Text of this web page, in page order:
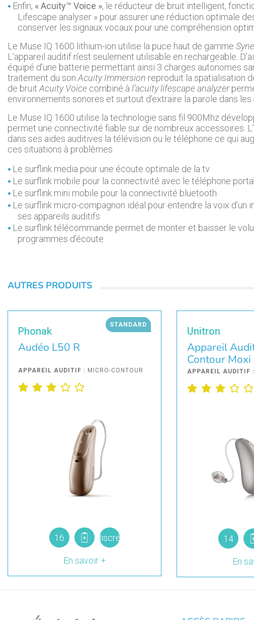
Enfin, « Acuity™ Voice », le réducteur de bruit intelligent,
Lifescape analyser » pour assurer une réduction optimale
conserver les signaux vocaux pour une compréhension
Le Muse IQ 1600 lithium-ion utilise la puce haut de gamme
L’appareil auditif n’est seulement utilisable en rechargeable.
équipé d’une batterie permettant ainsi 3 charges autonomes
traitement du son Acuity Immersion reproduit la spatialisation
de bruit Acuity Voice combiné à l’acuity lifescapeanalyzer
environnements sonores et surtout d’extraire la parole dans les
Le Muse IQ 1600 utilise la technologie sans fil 900Mhz
permet une connectivité fiable sur de nombreux accessoires.
dans ses aides auditives la télévision ou le téléphone ce qui
ces situations à problèmes.
Le surflink media pour une écoute optimale de la tv
Le surflink mobile pour la connectivité avec le téléphone
Le surflink mini mobile pour la connectivité bluetooth
Le surflink micro-compagnon idéal pour entendre la voix
ses appareils auditifs
Le surflink télécommande permet de monter et baisser le
programmes d’écoute
AUTRES PRODUITS
STANDARD
Phonak
Audéo L50 R
APPAREIL AUDITIF : MICRO-CONTOUR
16 discret
En savoir +
Unitron
Appareil
Contour Moxi
APPAREIL AUDITIF :
14
En